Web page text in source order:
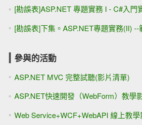
[勘誤表]ASP.NET 專題實務 I - C#入門
[勘誤表]下集。ASP.NET專題實務(II)
參與的活動
ASP.NET MVC 完整試聽(影片清單)
ASP.NET快速開發（WebForm）教學
Web Service+WCF+WebAPI 線上教學